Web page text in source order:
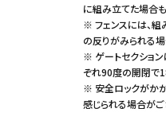
に組み立てた場合
※ フェンスには、
の反りがみられる場
※ ゲートセクショ
ぞれ90度の開閉で
※ 安全ロックがか
感じられる場合がご